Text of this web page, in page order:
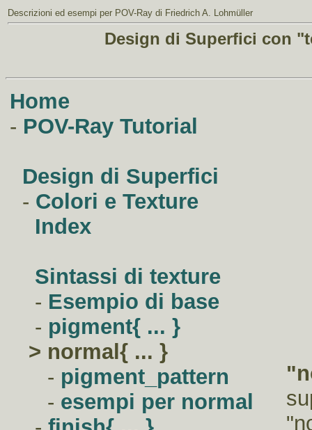
Descrizioni ed esempi per POV-Ray di Friedrich A. Lohmüller
Design di Superfici con
Home
- POV-Ray Tutorial
Design di Superfici
- Colori e Texture
Index
Sintassi di texture
- Esempio di base
- pigment{ ... }
> normal{ ... }
- pigment_pattern
- esempi per normal